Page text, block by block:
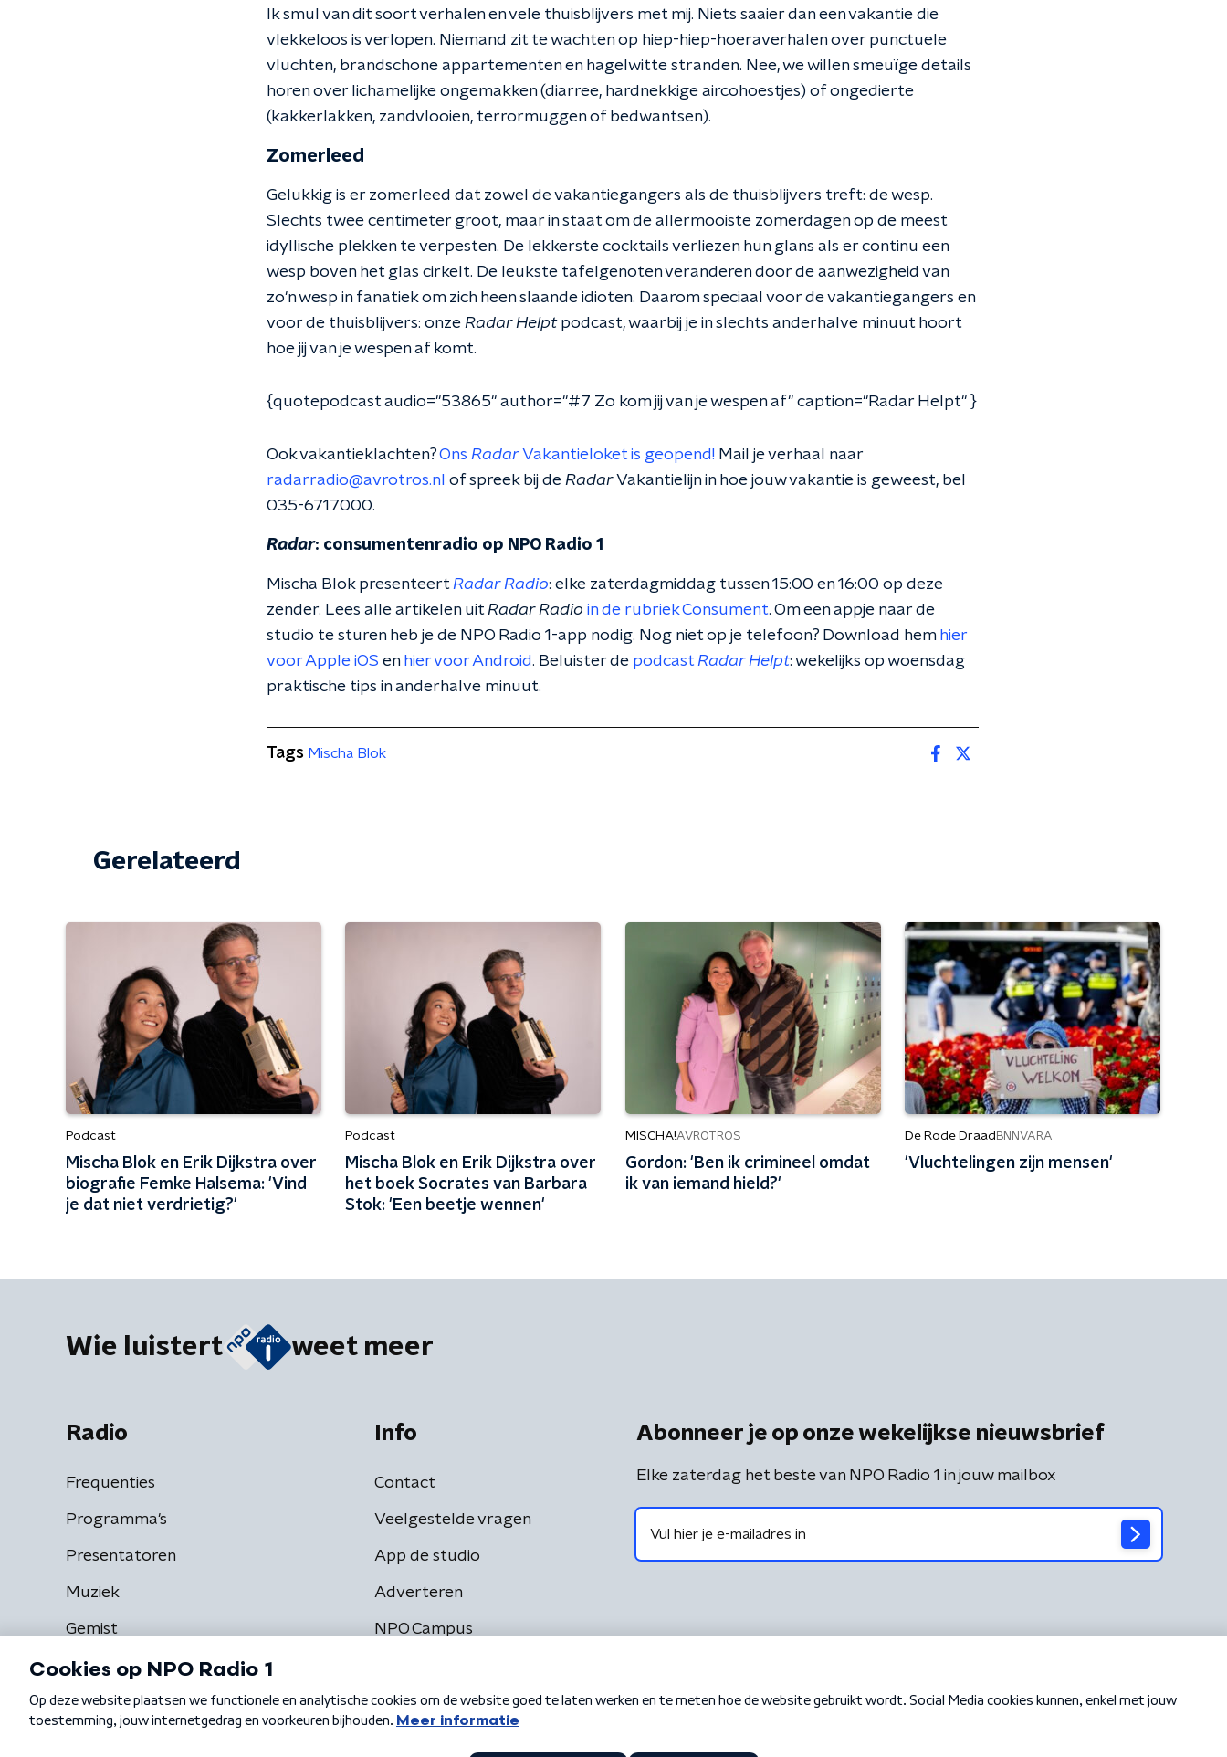
Ik smul van dit soort verhalen en vele thuisblijvers met mij. Niets saaier dan een vakantie die
vlekkeloos is verlopen. Niemand zit te wachten op hiep-hiep-hoeraverhalen over punctuele
vluchten, brandschone appartementen en hagelwitte stranden. Nee, we willen smeuïge details
horen over lichamelijke ongemakken (diarree, hardnekkige aircohoestjes) of ongedierte
(kakkerlakken, zandvlooien, terrormuggen of bedwantsen).
Zomerleed
Gelukkig is er zomerleed dat zowel de vakantiegangers als de thuisblijvers treft: de wesp.
Slechts twee centimeter groot, maar in staat om de allermooiste zomerdagen op de meest
idyllische plekken te verpesten. De lekkerste cocktails verliezen hun glans als er continu een
wesp boven het glas cirkelt. De leukste tafelgenoten veranderen door de aanwezigheid van
zo'n wesp in fanatiek om zich heen slaande idioten. Daarom speciaal voor de vakantiegangers en
voor de thuisblijvers: onze Radar Helptpodcast, waarbij je in slechts anderhalve minuut hoort
hoe jij van je wespen af komt.
{quotepodcast audio="53865" author="#7 Zo kom jij van je wespen af" caption="Radar Helpt" }
Ook vakantieklachten?Ons RadarVakantieloket is geopend! Mail je verhaal naar
radarradio@avrotros.nl of spreek bij de RadarVakantielijn in hoe jouw vakantie is geweest, bel
035-6717000.
Radar: consumentenradio op NPO Radio 1
Mischa Blok presenteert Radar Radio: elke zaterdagmiddag tussen 15:00 en 16:00 op deze
zender. Lees alle artikelen uit Radar Radio in de rubriek Consument. Om een appje naar de
studio te sturen heb je de NPO Radio 1-app nodig. Nog niet op je telefoon? Download hem hier
voor Apple iOS en hier voor Android. Beluister de podcast Radar Helpt: wekelijks op woensdag
praktische tips in anderhalve minuut.
Tags Mischa Blok
Gerelateerd
Podcast
Mischa Blok en Erik Dijkstra over
biografie Femke Halsema: 'Vind
je dat niet verdrietig?'
Podcast
Mischa Blok en Erik Dijkstra over
het boek Socrates van Barbara
Stok: 'Een beetje wennen'
MISCHA!AVROTROS
Gordon: 'Ben ik crimineel omdat
ik van iemand hield?'
De Rode Draad BNNVARA
'Vluchtelingen zijn mensen'
Wie luistert weet meer
Radio
Frequenties
Programma's
Presentatoren
Muziek
Gemist
Info
Contact
Veelgestelde vragen
App de studio
Adverteren
NPO Campus
Abonneer je op onze wekelijkse nieuwsbrief
Elke zaterdag het beste van NPO Radio 1 in jouw mailbox
Algemene voorwaarden Privacybeleid